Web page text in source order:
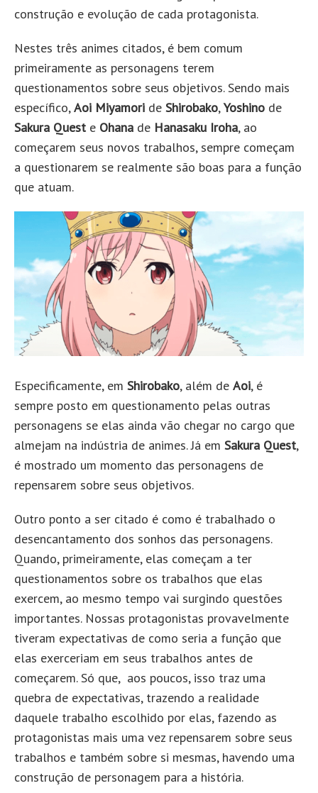
construção e evolução de cada protagonista.
Nestes três animes citados, é bem comum
primeiramente as personagens terem
questionamentos sobre seus objetivos. Sendo mais
específico,Aoi Miyamori de Shirobako,Yoshino de
Sakura Quest e Ohana de Hanasaku Iroha, ao
começarem seus novos trabalhos, sempre começam
a questionarem se realmente são boas para a função
que atuam.
Especificamente, em Shirobako, além de Aoi, é
sempre posto em questionamento pelas outras
personagens se elas ainda vão chegar no cargo que
almejam na indústria de animes. Já em Sakura Quest,
é mostrado um momento das personagens de
repensarem sobre seus objetivos.
Outro ponto a ser citado é como é trabalhado o
desencantamento dos sonhos das personagens.
Quando, primeiramente, elas começam a ter
questionamentos sobre os trabalhos que elas
exercem, ao mesmo tempo vai surgindo questões
importantes. Nossas protagonistas provavelmente
tiveram expectativas de como seria a função que
elas exerceriam em seus trabalhos antes de
começarem. Só que, aos poucos, isso traz uma
quebra de expectativas, trazendo a realidade
daquele trabalho escolhido por elas, fazendo as
protagonistas mais uma vez repensarem sobre seus
trabalhos e também sobre si mesmas, havendo uma
construção de personagem para a história.